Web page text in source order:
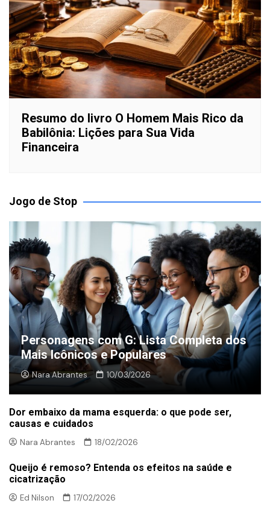
Resumo do livro O Homem Mais Rico da
Babilônia: Lições para Sua Vida
Financeira
Jogo de Stop
Personagens com G: Lista Completa dos
Mais Icônicos e Populares
Nara Abrantes 10/03/2026
Dor embaixo da mama esquerda: o que pode ser,
causas e cuidados
Nara Abrantes 18/02/2026
Queijo é remoso? Entenda os efeitos na saúde e
cicatrização
Ed Nilson 17/02/2026